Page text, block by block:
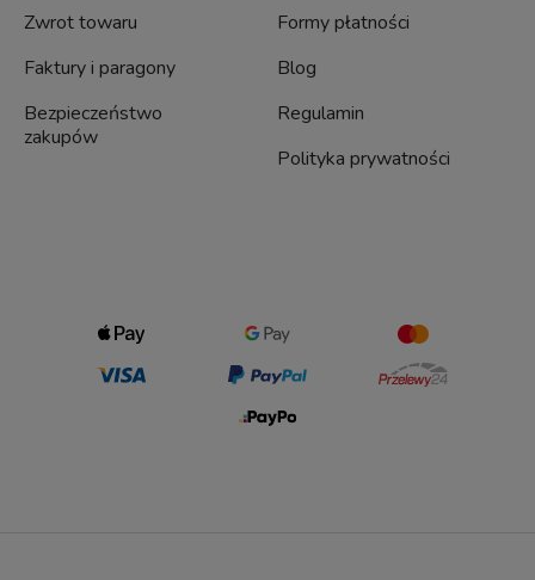
Zwrot towaru
Faktury i paragony
Bezpieczeństwo
zakupów
Formy płatności
Blog
Regulamin
Polityka prywatności